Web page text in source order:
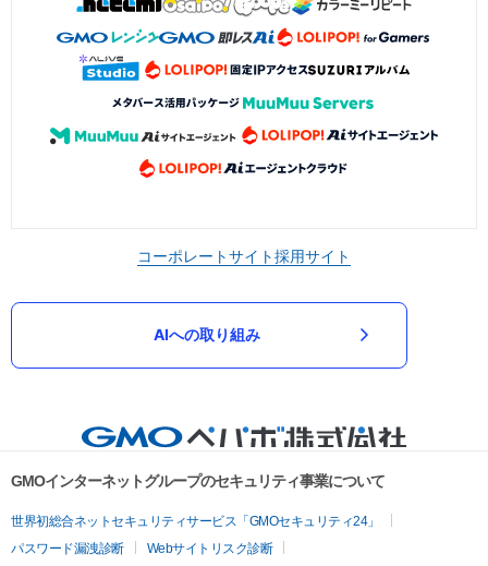
コーポレートサイト採用サイト
AIへの取り組み
GMOインターネットグループのセキュリティ事業について
世界初総合ネットセキュリティサービス「GMOセキュリティ24」
パスワード漏洩診断
Webサイトリスク診断